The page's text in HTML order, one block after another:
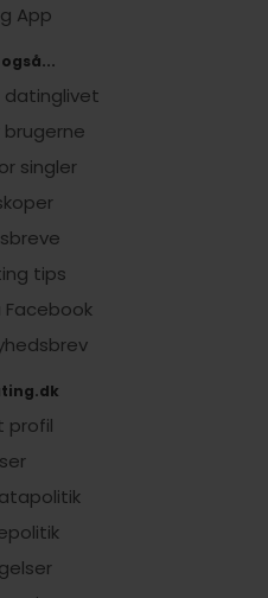
App
datinglivet
singler
tips
Facebook
profil